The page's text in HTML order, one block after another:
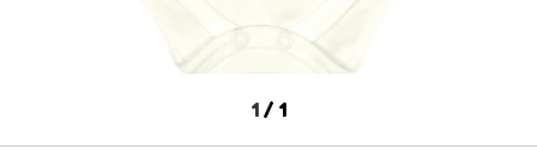
1 / 1